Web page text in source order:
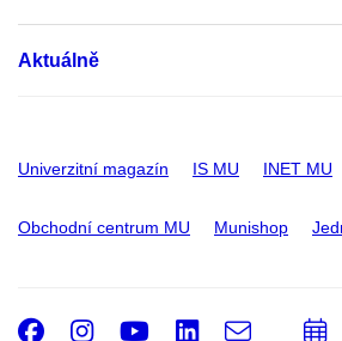
Aktuálně
Univerzitní magazín IS MU INET MU
Obchodní centrum MU Munishop
Facebook
Instagram
Youtube
LinkedIn
e-